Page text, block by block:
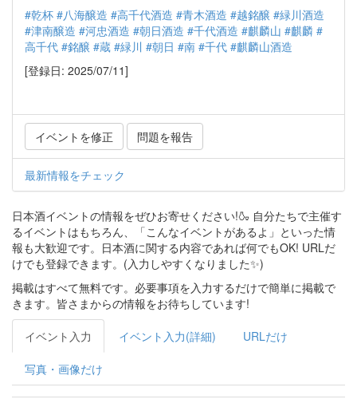
#乾杯 #八海醸造 #高千代酒造 #青木酒造 #越銘醸 #緑川酒造
#津南醸造 #河忠酒造 #朝日酒造 #千代酒造 #麒麟山 #麒麟 #
高千代 #銘醸 #蔵 #緑川 #朝日 #南 #千代 #麒麟山酒造
[登録日: 2025/07/11]
イベントを修正 問題を報告
最新情報をチェック
日本酒イベントの情報をぜひお寄せください!🍶 自分たちで主催す
るイベントはもちろん、「こんなイベントがあるよ」といった情
報も大歓迎です。日本酒に関する内容であれば何でもOK! URLだ
けでも登録できます。(入力しやすくなりました✨)
掲載はすべて無料です。必要事項を入力するだけで簡単に掲載で
きます。皆さまからの情報をお待ちしています!
イベント入力 イベント入力(詳細) URLだけ
写真・画像だけ